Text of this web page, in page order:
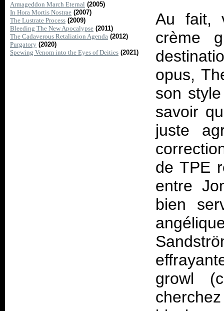
Armageddon March Eternal (2005)
In Hora Mortis Nostrae (2007)
The Lustrate Process (2009)
Bleeding The New Apocalypse (2011)
The Cadaverous Retaliation Agenda (2012)
Purgatory (2020)
Spewing Venom into the Eyes of Deities (2021)
Au fait,
crème
opus,
son
savoir
juste
de TPE
entre
bien
growl